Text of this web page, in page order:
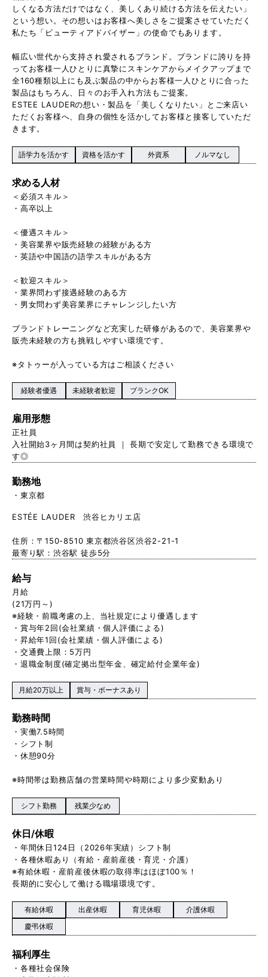
しくなる方法だけではなく、美しくあり続ける方法を伝えたい」
という想い。その想いはお客様へ美しさをご提案させていただく
私たち「ビューティアドバイザー」の使命でもあります。
幅広い世代から支持され愛されるブランド。ブランドに誇りを持
ってお客様一人ひとりに真摯にスキンケアからメイクアップまで
全160種類以上にも及ぶ製品の中からお客様一人ひとりに合った
製品はもちろん、日々のお手入れ方法もご提案。
ESTEE LAUDERの想い・製品を「美しくなりたい」とご来店い
ただくお客様へ、自身の個性を活かしてお客様と接客していただ
きます。
語学力を活かす 資格を活かす 外資系 ノルマなし
求める人材
＜必須スキル＞
・高卒以上
＜優遇スキル＞
・美容業界や販売経験の経験がある方
・英語や中国語の語学スキルがある方
＜歓迎スキル＞
・業界問わず接遇経験のある方
・男女問わず美容業界にチャレンジしたい方
ブランドトレーニングなど充実した研修があるので、美容業界や
販売未経験の方も挑戦しやすい環境です。
※タトゥーが入っている方はご相談ください
経験者優遇 未経験者歓迎 ブランクOK
雇用形態
正社員
入社開始3ヶ月間は契約社員 ｜ 長期で安定して勤務できる環境で
す◎
勤務地
東京都
ESTÉE LAUDER 渋谷ヒカリエ店
住所：〒150-8510 東京都渋谷区渋谷2-21-1
最寄り駅：渋谷駅 徒歩5分
給与
月給
(21万円～)
※経験・前職考慮の上、当社規定により優遇します
・賞与年2回(会社業績・個人評価による)
・昇給年1回(会社業績・個人評価による)
・交通費上限：5万円
・退職金制度(確定拠出型年金、確定給付企業年金)
月給20万以上 賞与・ボーナスあり
勤務時間
・実働7.5時間
・シフト制
・休憩90分
※時間帯は勤務店舗の営業時間や時期により多少変動あり
シフト勤務 残業少なめ
休日/休暇
・年間休日124日（2026年実績）シフト制
・各種休暇あり（有給・産前産後・育児・介護）
※有給休暇・産前産後休暇の取得率はほぼ100％！
長期的に安心して働ける職場環境です。
有給休暇 出産休暇 育児休暇
介護休暇
慶弔休暇
福利厚生
・各種社会保険